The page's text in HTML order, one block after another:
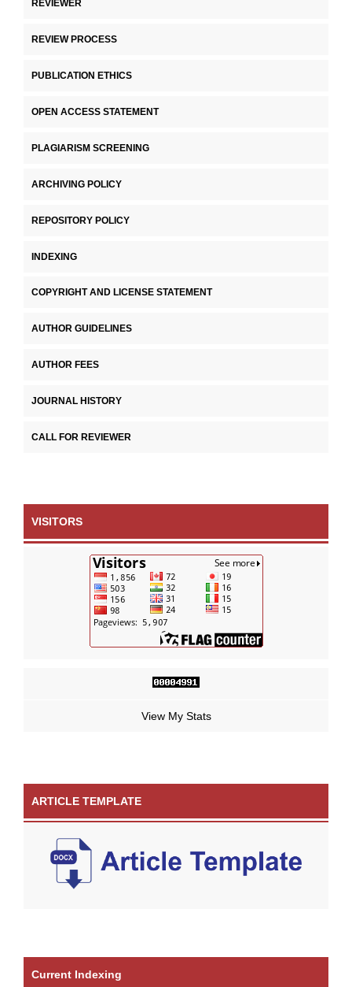
REVIEWER
REVIEW PROCESS
PUBLICATION ETHICS
OPEN ACCESS STATEMENT
PLAGIARISM SCREENING
ARCHIVING POLICY
REPOSITORY POLICY
INDEXING
COPYRIGHT AND LICENSE STATEMENT
AUTHOR GUIDELINES
AUTHOR FEES
JOURNAL HISTORY
CALL FOR REVIEWER
VISITORS
View My Stats
ARTICLE TEMPLATE
Current Indexing